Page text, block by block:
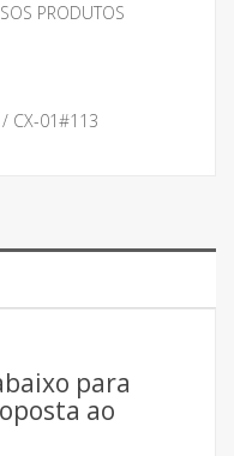
PRODUTOS
CX-01#113
para
ao